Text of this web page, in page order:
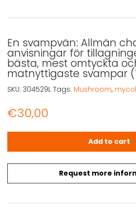
En svampvän: Allmän
anvisningar för
bästa, mest omtyckta
matnyttigaste svampar
€30,00
Request more
En svampvän: AllmänAdd to cart
SKU: 304529L Tags: Mushroom,